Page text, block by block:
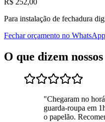
Para instalação de fechadura
Fechar orçamento no WhatsApp
O que dizem
"Chegaram no
guarda-roupa em
o papelão.